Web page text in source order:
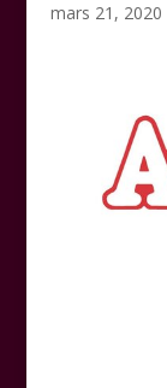
mars 21, 2020